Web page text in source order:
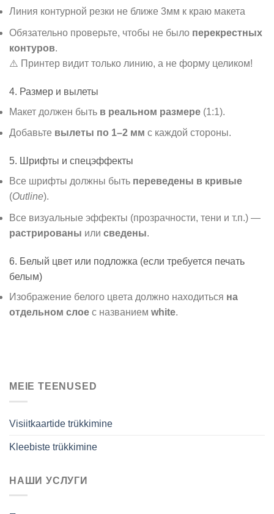
Линия контурной резки не ближе 3мм к краю макета
Обязательно проверьте, чтобы не было перекрестных
контуров.
⚠️ Принтер видит только линию, а не форму целиком!
4. Размер и вылеты
Макет должен быть в реальном размере (1:1).
Добавьте вылеты по 1–2 мм с каждой стороны.
5. Шрифты и спецэффекты
Все шрифты должны быть переведены в кривые
(Outline).
Все визуальные эффекты (прозрачности, тени и т.п.) —
растрированы или сведены.
6. Белый цвет или подложка (если требуется печать
белым)
Изображение белого цвета должно находиться на
отдельном слое с названием white.
MEIE TEENUSED
Visiitkaartide trükkimine
Kleebiste trükkimine
НАШИ УСЛУГИ